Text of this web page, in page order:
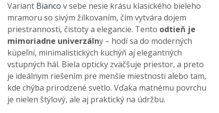
Variant Bianco v sebe nesie krásu klasického bieleho
mramoru so sivým žilkovaním, čím vytvára dojem
priestrannosti, čistoty a elegancie. Tento odtieň je
mimoriadne univerzálny – hodí sa do moderných
kúpeľní, minimalistických kuchýň aj elegantných
vstupných hál. Biela opticky zväčšuje priestor, a preto
je ideálnym riešením pre menšie miestnosti alebo tam,
kde chýba prirodzené svetlo. Vďaka matnému povrchu
je nielen štýlový, ale aj praktický na údržbu.